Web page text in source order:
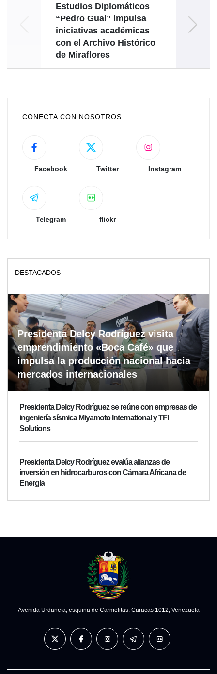
Estudios Diplomáticos
“Pedro Gual” impulsa
iniciativas académicas
con el Archivo Histórico
de Miraflores
CONECTA CON NOSOTROS
Facebook Twitter Instagram
Telegram flickr
DESTACADOS
Presidenta Delcy Rodríguez visita
emprendimiento «Boca Café» que
impulsa la producción nacional hacia
mercados internacionales
Presidenta Delcy Rodríguez se reúne con empresas de
ingeniería sísmica Miyamoto International y TFI
Solutions
Presidenta Delcy Rodríguez evalúa alianzas de
inversión en hidrocarburos con Cámara Africana de
Energía
Avenida Urdaneta, esquina de Carmelitas. Caracas 1012, Venezuela